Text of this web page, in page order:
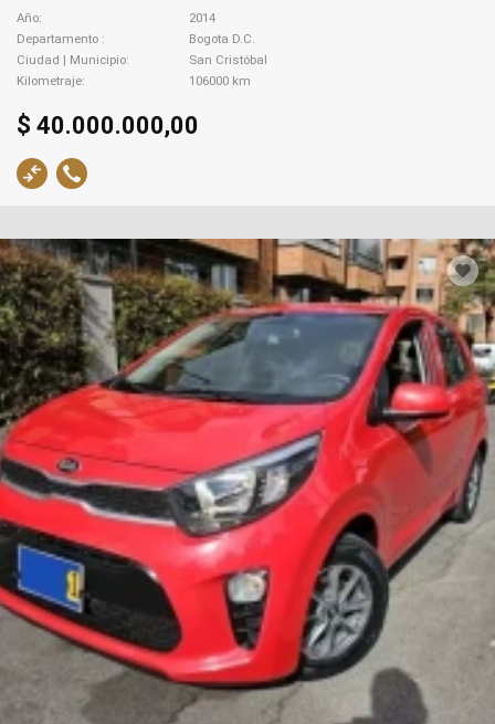
Año
2014
Departamento
Bogota D.C.
Ciudad | Municipio
San Cristóbal
Kilometraje
106000 km
$ 40.000.000,00